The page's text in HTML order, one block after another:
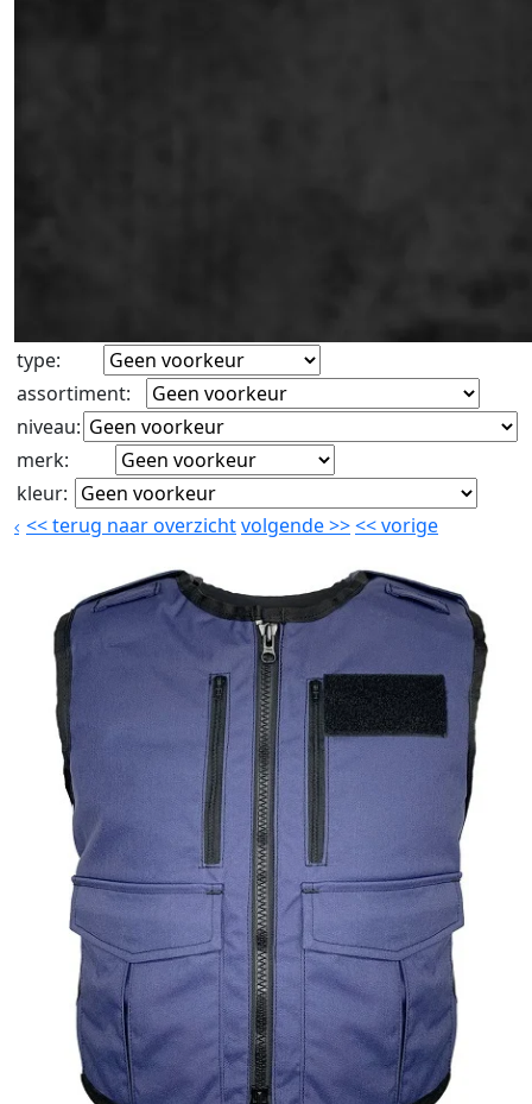
type:
assortiment:
niveau:
merk:
kleur:
<<terug naar overzichtvolgende>><<vorige